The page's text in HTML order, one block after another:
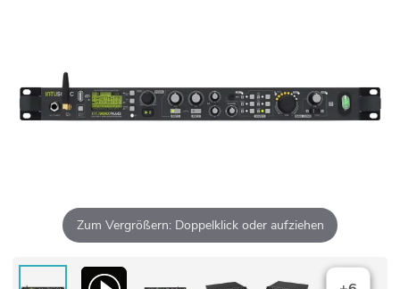
Zum Vergrößern: Doppelklick oder aufziehen